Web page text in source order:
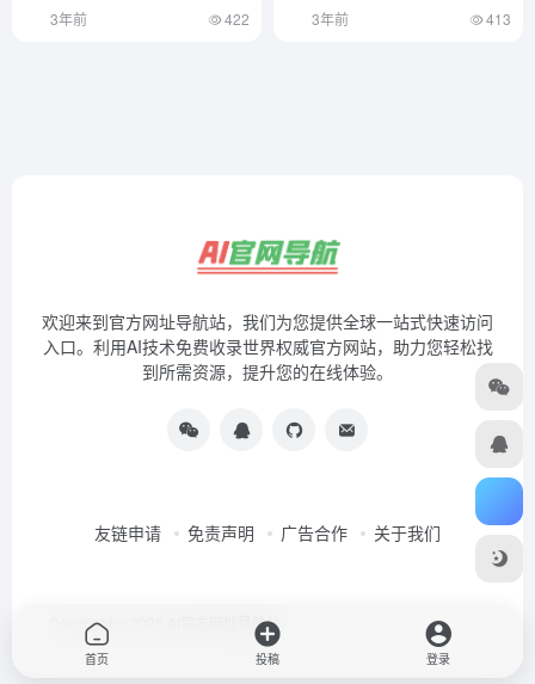
3年前 422 3年前 413
欢迎来到官方网址导航站，我们为您提供全球一站式快速访问
入口。利用AI技术免费收录世界权威官方网站，助力您轻松找
到所需资源，提升您的在线体验。
友链申请 免责声明 广告合作 关于我们
Copyright © 2026 AI官方网址导航站
首页 投稿 登录